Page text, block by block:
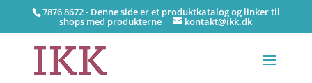
7876 8672 - Denne side er et produktkatalog og linker til
shops med produkterne kontakt@ikk.dk